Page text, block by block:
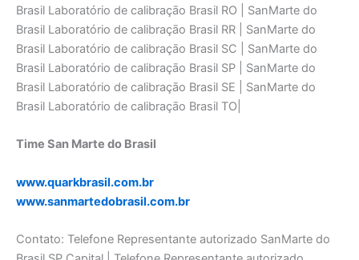
Brasil Laboratório de calibraçāo Brasil RO | SanMarte do
Brasil Laboratório de calibraçāo Brasil RR | SanMarte do
Brasil Laboratório de calibraçāo Brasil SC | SanMarte do
Brasil Laboratório de calibraçāo Brasil SP | SanMarte do
Brasil Laboratório de calibraçāo Brasil SE | SanMarte do
Brasil Laboratório de calibraçāo Brasil TO|
Time San Marte do Brasil
www.quarkbrasil.com.br
www.sanmartedobrasil.com.br
Contato: Telefone Representante autorizado SanMarte do